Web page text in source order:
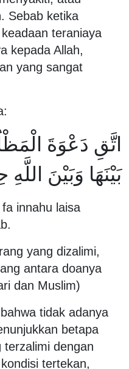
Sebab ketika
teraniaya
kepada Allah,
yang sangat
اتَّقِ دَعْوَةَ
بَيْنَهَا وَبَيْنَ
innahu laisa
yang dizalimi,
antara doanya
dan Muslim)
tidak adanya
betapa
dengan
tertekan,